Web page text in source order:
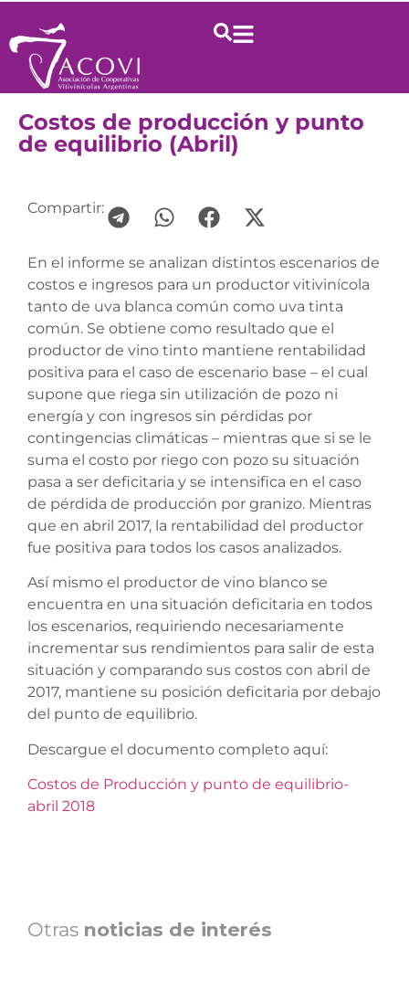
Costos de producción y punto
de equilibrio (Abril)
Compartir:
En el informe se analizan distintos escenarios de
costos e ingresos para un productor vitivinícola
tanto de uva blanca común como uva tinta
común. Se obtiene como resultado que el
productor de vino tinto mantiene rentabilidad
positiva para el caso de escenario base – el cual
supone que riega sin utilización de pozo ni
energía y con ingresos sin pérdidas por
contingencias climáticas – mientras que si se le
suma el costo por riego con pozo su situación
pasa a ser deficitaria y se intensifica en el caso
de pérdida de producción por granizo. Mientras
que en abril 2017, la rentabilidad del productor
fue positiva para todos los casos analizados.
Así mismo el productor de vino blanco se
encuentra en una situación deficitaria en todos
los escenarios, requiriendo necesariamente
incrementar sus rendimientos para salir de esta
situación y comparando sus costos con abril de
2017, mantiene su posición deficitaria por debajo
del punto de equilibrio.
Descargue el documento completo aquí:
Costos de Producción y punto de equilibrio-
abril 2018
Otras noticias de interés